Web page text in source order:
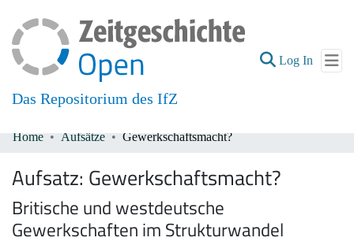
Das Repositorium des IfZ
Log In (current)
All of DSpace
Home Aufsätze Gewerkschaftsmacht?
Aufsatz: Gewerkschaftsmacht?
Britische und westdeutsche
Gewerkschaften im Strukturwandel